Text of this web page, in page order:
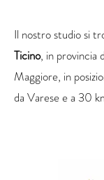
Il nostro studio si
Ticino, in provincia
Maggiore, in
da Varese e a 30